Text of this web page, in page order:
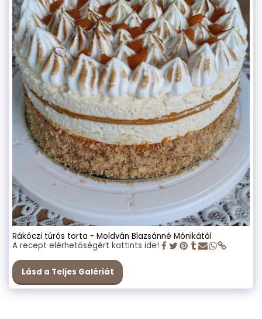
Rákóczi túrós torta - Moldván Blazsánné Mónikától
A recept elérhetőségért kattints ide!
Lásd a Teljes Galériát